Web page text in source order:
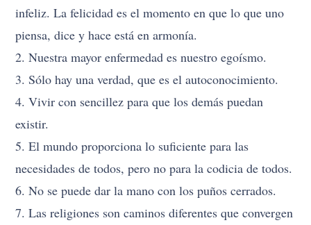
infeliz. La felicidad es el momento en que lo que uno
piensa, dice y hace está en armonía.
2. Nuestra mayor enfermedad es nuestro egoísmo.
3. Sólo hay una verdad, que es el autoconocimiento.
4. Vivir con sencillez para que los demás puedan
existir.
5. El mundo proporciona lo suficiente para las
necesidades de todos, pero no para la codicia de todos.
6. No se puede dar la mano con los puños cerrados.
7. Las religiones son caminos diferentes que convergen